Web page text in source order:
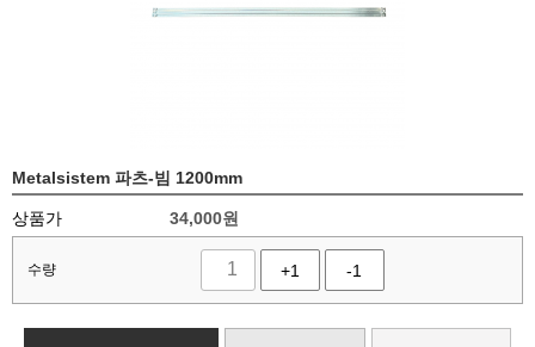
Metalsistem 파츠-빔 1200mm
상품가 34,000원
수량 +1 -1